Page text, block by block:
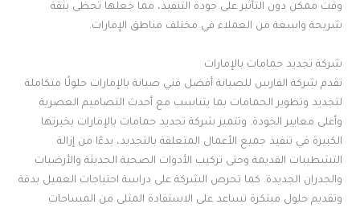
وقت ممكن دون التأثير على جودة التنفيذ، مما جعلها تحظى بثقة
شريحة واسعة من العملاء في مختلف مناطق الإمارات.
شركة تجديد حمامات بالإمارات
تقدم شركة الفارس للصيانة أفضل فني صيانة بالإمارات حلولًا متكاملة
لتجديد وتطوير الحمامات بما يتناسب مع أحدث التصاميم العصرية
وأعلى معايير الجودة. وتتميز شركة تجديد حمامات بالإمارات بخبرتها
الكبيرة في تنفيذ جميع الأعمال المتعلقة بالتجديد، بدءًا من إزالة
التشطيبات القديمة وحتى تركيب الأدوات الصحية الحديثة والأرضيات
والجدران الجديدة. كما تحرص الشركة على دراسة احتياجات العميل بدقة
وتقديم حلول مبتكرة تساعد على الاستفادة المثلى من المساحات